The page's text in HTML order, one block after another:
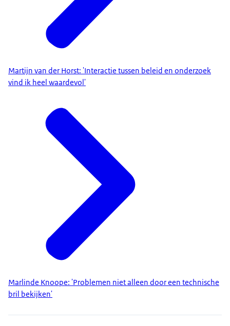
Martijn van der Horst: 'Interactie tussen beleid en onderzoek
vind ik heel waardevol'
Marlinde Knoope: 'Problemen niet alleen door een technische
bril bekijken'